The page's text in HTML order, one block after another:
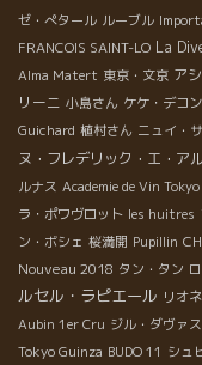
ゼ・ぺタール ルーブル
FRANCOIS SAINT-LO La
Alma Matert 東京・文京 ア
リーニ 小島さん ケケ・デコ
Guichard 植村さん ニュイ・
ヌ・フレデリック・エ・ア
ルナス Academie de Vin Tokyo
ラ・ポワヴロット les huitres
ン・ボシェ 桜満開 Pupillin
Nouveau 2018 タン・タン
ルセル・ラピエール リオ
Aubin 1er Cru ジル・ダヴァス
Tokyo Guinza BUDO 11 シュ